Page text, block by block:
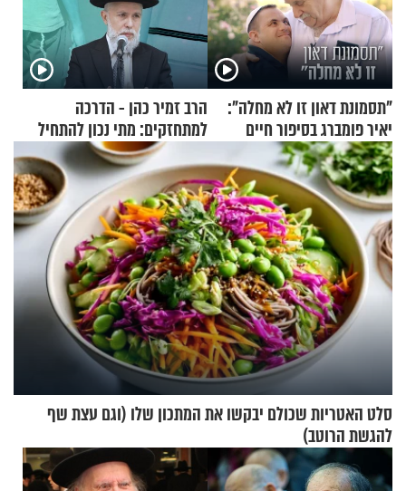
"תסמונת דאון זו לא מחלה":
יאיר פומברג בסיפור חיים
מעורר השראה
הרב זמיר כהן - הדרכה
למתחזקים: מתי נכון להתחיל
עם לבישת הציצית?
סלט האטריות שכולם יבקשו את המתכון שלו (וגם עצת שף
להגשת הרוטב)